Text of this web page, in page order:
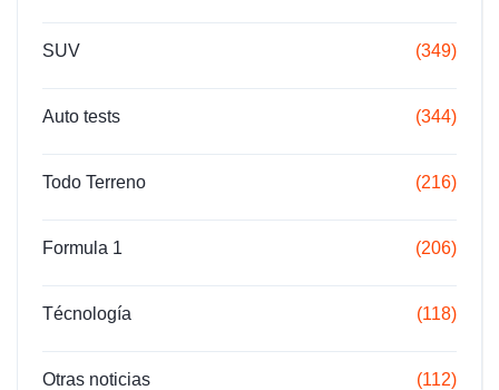
SUV (349)
Auto tests (344)
Todo Terreno (216)
Formula 1 (206)
Técnología (118)
Otras noticias (112)